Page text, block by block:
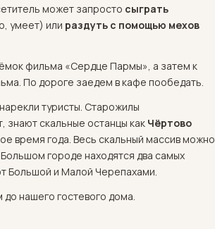
может запросто сыграть
умеет) или раздуть с помощью мехов
фильма «Сердце Пармы», а затем к
По дороге заедем в кафе пообедать.
туристы. Старожилы
знают скальные останцы как Чёртово
время года. Весь скальный массив можно
городе находятся два самых
Большой и Малой Черепахами.
нашего гостевого дома.